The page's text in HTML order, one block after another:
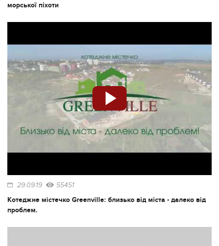
морської піхоти
29.09.19 55451
Котеджне містечко Greenville: близько від міста - далеко від
проблем.